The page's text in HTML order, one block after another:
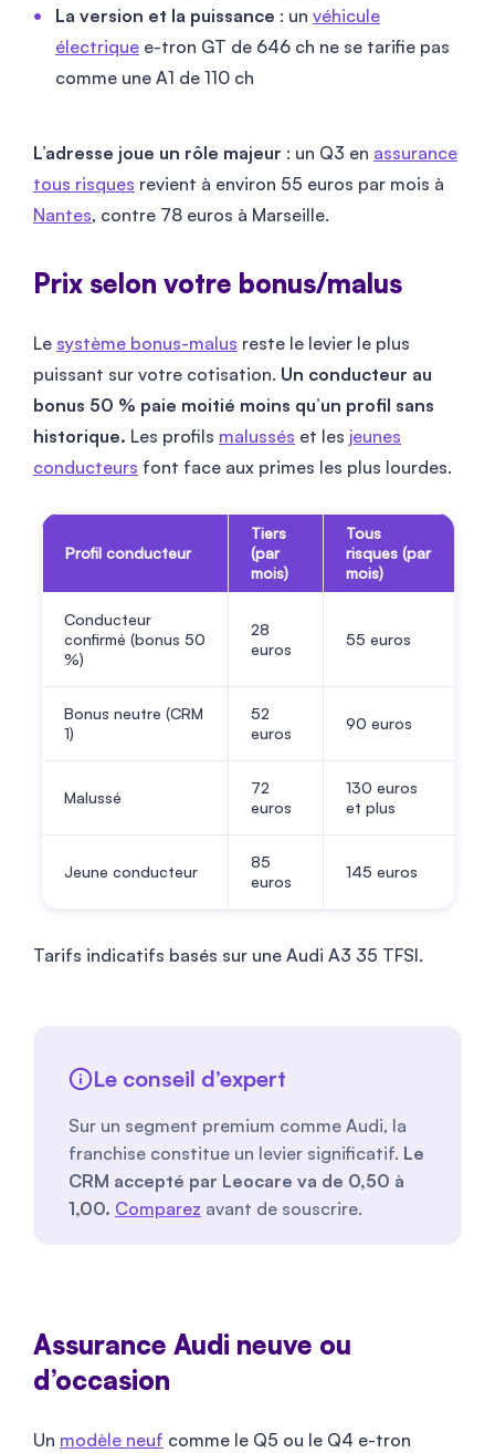
La version et la puissance : un véhicule
électrique e-tron GT de 646 ch ne se tarifie pas
comme une A1 de 110 ch
L’adresse joue un rôle majeur : un Q3 en assurance
tous risques revient à environ 55 euros par mois à
Nantes, contre 78 euros à Marseille.
Prix selon votre bonus/malus
Le système bonus-malus reste le levier le plus
puissant sur votre cotisation. Un conducteur au
bonus 50 % paie moitié moins qu’un profil sans
historique. Les profils malussés et les jeunes
conducteurs font face aux primes les plus lourdes.
Profil conducteur
Tiers
(par
mois)
Tous
risques (par
mois)
Conducteur
confirmé (bonus 50
%)
28
euros
55 euros
Bonus neutre (CRM
1)
52
euros
90 euros
Malussé
72
euros
130 euros
et plus
Jeune conducteur
85
euros
145 euros
Tarifs indicatifs basés sur une Audi A3 35 TFSI.
Le conseil d’expert
Sur un segment premium comme Audi, la
franchise constitue un levier significatif. Le
CRM accepté par Leocare va de 0,50 à
1,00. Comparez avant de souscrire.
Assurance Audi neuve ou
d’occasion
Un modèle neuf comme le Q5 ou le Q4 e-tron